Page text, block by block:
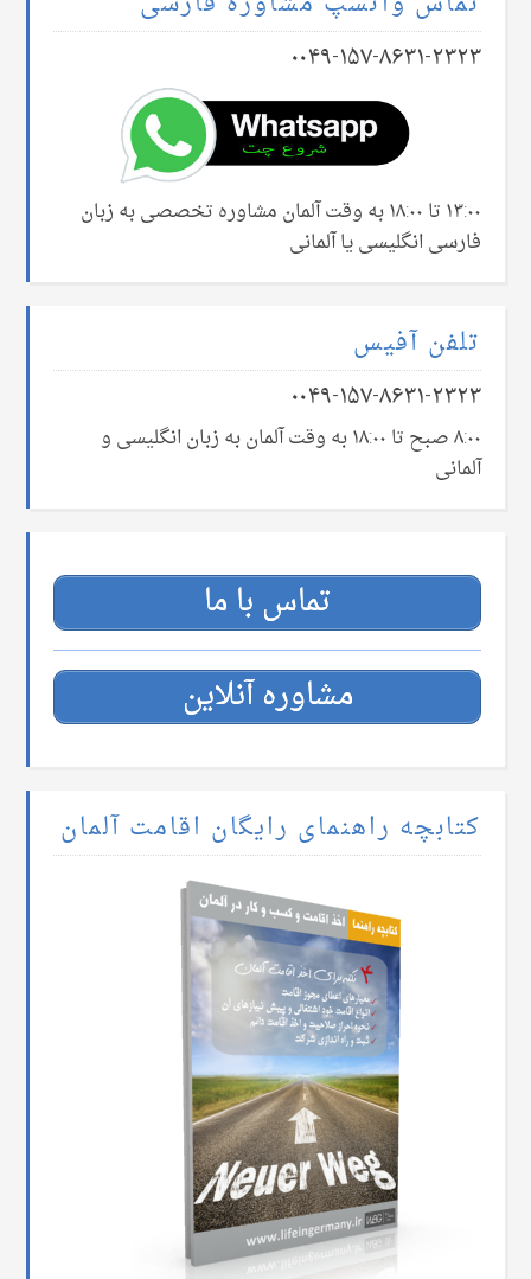
۰۰۴۹-۱۵۷-۸۶۳۱-۲۳۲۳
۱۳:۰۰ تا ۱۸:۰۰ به وقت آلمان مشاوره تخصصی به زبان
فارسی انگلیسی یا آلمانی
تلفن آفیس
۰۰۴۹-۱۵۷-۸۶۳۱-۲۳۲۳
۸:۰۰ صبح تا ۱۸:۰۰ به وقت آلمان به زبان انگلیسی و
آلمانی
تماس با ما
مشاوره آنلاین
کتابچه راهنمای رایگان اقامت آلمان